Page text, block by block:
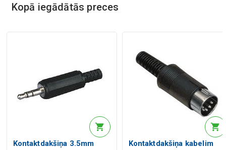
Kopā iegādātās preces
Kontaktdakšiņa 3.5mm
Kontaktdakšiņa kabelim